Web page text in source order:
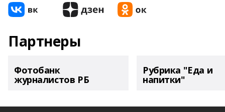
Партнеры
Фотобанк
журналистов РБ
Рубрика "Еда и
напитки"